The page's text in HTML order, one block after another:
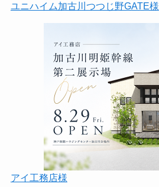
ユニハイム加古川つつじ野GATE様
アイ工務店様